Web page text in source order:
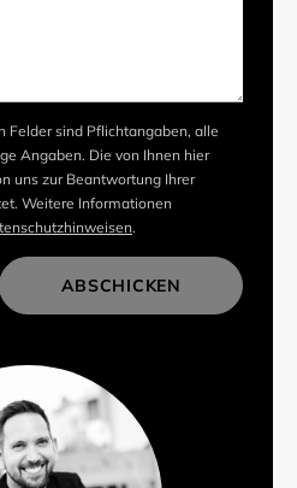
Felder sind Pflichtangaben, alle
Angaben. Die von Ihnen hier
uns zur Beantwortung Ihrer
Weitere Informationen
.
ABSCHICKEN